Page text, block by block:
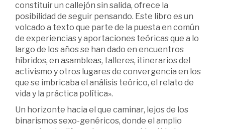
constituir un callejón sin salida, ofrece la
posibilidad de seguir pensando. Este libro es un
volcado a texto que parte de la puesta en común
de experiencias y aportaciones teóricas que a lo
largo de los años se han dado en encuentros
híbridos, en asambleas, talleres, itinerarios del
activismo y otros lugares de convergencia en los
que se imbricaba el análisis teórico, el relato de
vida y la práctica política».
Un horizonte hacia el que caminar, lejos de los
binarismos sexo-genéricos, donde el amplio